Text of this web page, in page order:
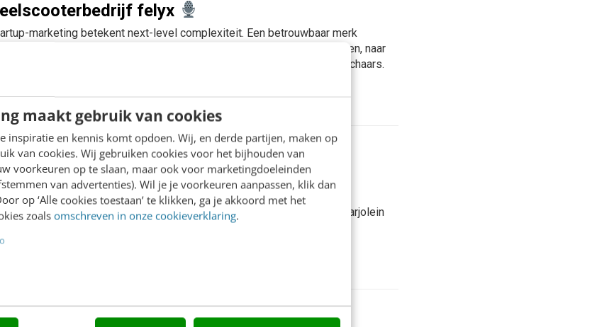
maakt gebruik van cookies
inspiratie en kennis komt opdoen. Wij, en derde partijen, maken op
van cookies. Wij gebruiken cookies voor het bijhouden van
voorkeuren op te slaan, maar ook voor marketingdoeleinden
van advertenties). Wil je je voorkeuren aanpassen, klik dan
op ‘Alle cookies toestaan’ te klikken, ga je akkoord met het
zoals omschreven in onze cookieverklaring.
felyx
marketing betekent next-level complexiteit. Een betrouwbaar merk
de juiste prospects vinden en binden, klanttevredenheid vergroten, naar
landen gaan, een team bouwen en scalen. Tijd en resources zijn schaars.
blijf je een relevant merk? Marketingbaas
Kleinhuis van SNS vertelt
maatschappij staat onder druk, merken blijven relevant met de juiste
voor de juiste doelgroep. Maar hoe pak je dat precies aan? Marjolein
van het SNS-leadershipteam vertelt hoe ze vanuit klantinzicht
een...
volgens een hybride model, zo pakt